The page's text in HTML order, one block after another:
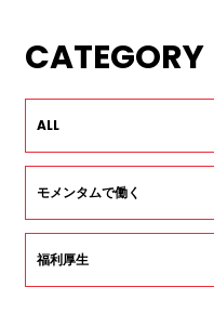
CATEGORY
ALL
モメンタムで働く
福利厚生